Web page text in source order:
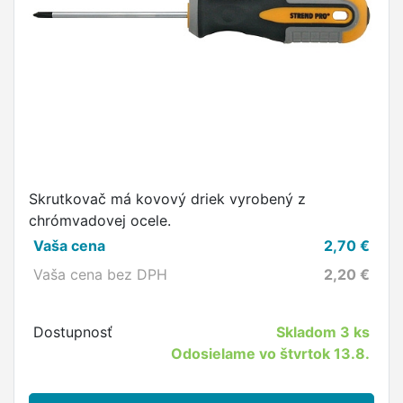
Skrutkovač má kovový driek vyrobený z
chrómvadovej ocele.
Vaša cena
2,70 €
Vaša cena bez DPH
2,20 €
Dostupnosť Skladom 3 ks
Odosielame vo štvrtok 13.8.